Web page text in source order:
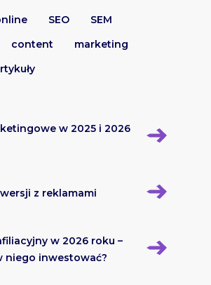
SEO
SEM
content
marketing
w 2025 i 2026
z reklamami
w 2026 roku –
niego inwestować?